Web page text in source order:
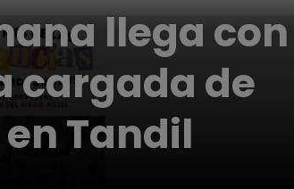
llega con
cargada de
Tandil